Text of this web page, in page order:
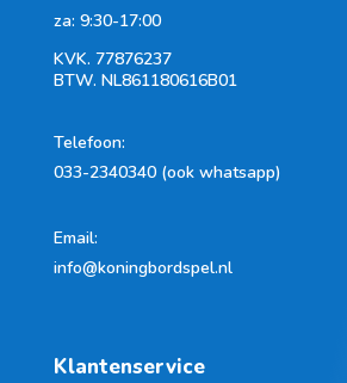
za: 9:30-17:00
KVK. 77876237
BTW. NL861180616B01
Telefoon:
033-2340340 (ook whatsapp)
Email:
info@koningbordspel.nl
Klantenservice